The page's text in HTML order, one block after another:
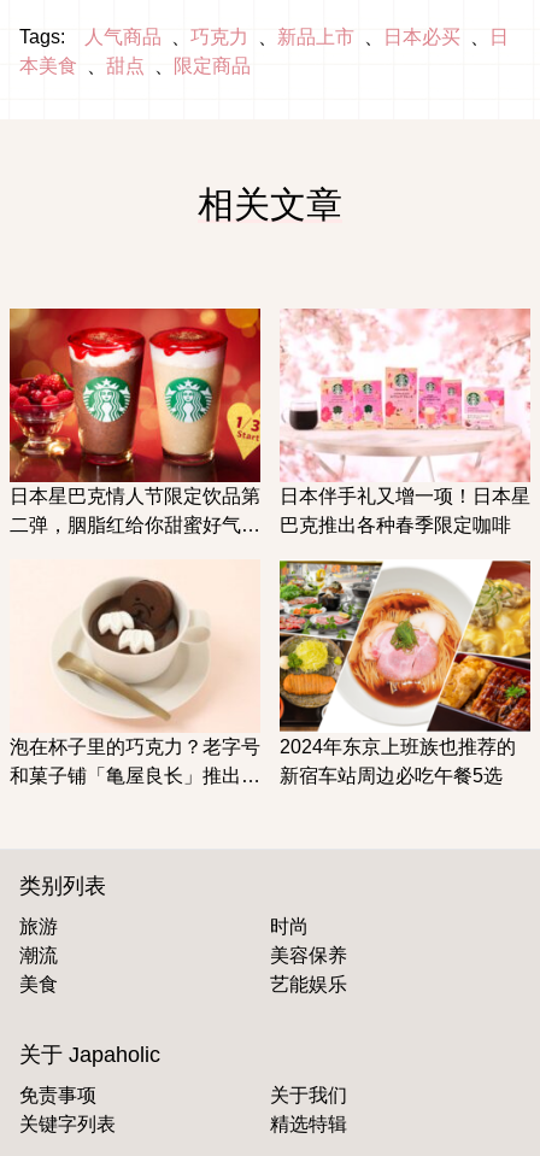
Tags: 人气商品 巧克力 新品上市 日本必买
日
本美食
甜点 限定商品
相关文章
日本星巴克情人节限定饮品第
二弹，胭脂红给你甜蜜好气
日本伴手礼又增一项！日本星
巴克推出各种春季限定咖啡
泡在杯子里的巧克力？老字号
和菓子铺「亀屋良长」推出超
2024年东京上班族也推荐的
新宿车站周边必吃午餐5选
类别列表
旅游
时尚
潮流
美容保养
美食
艺能娱乐
关于 Japaholic
免责事项
关于我们
关键字列表
精选特辑